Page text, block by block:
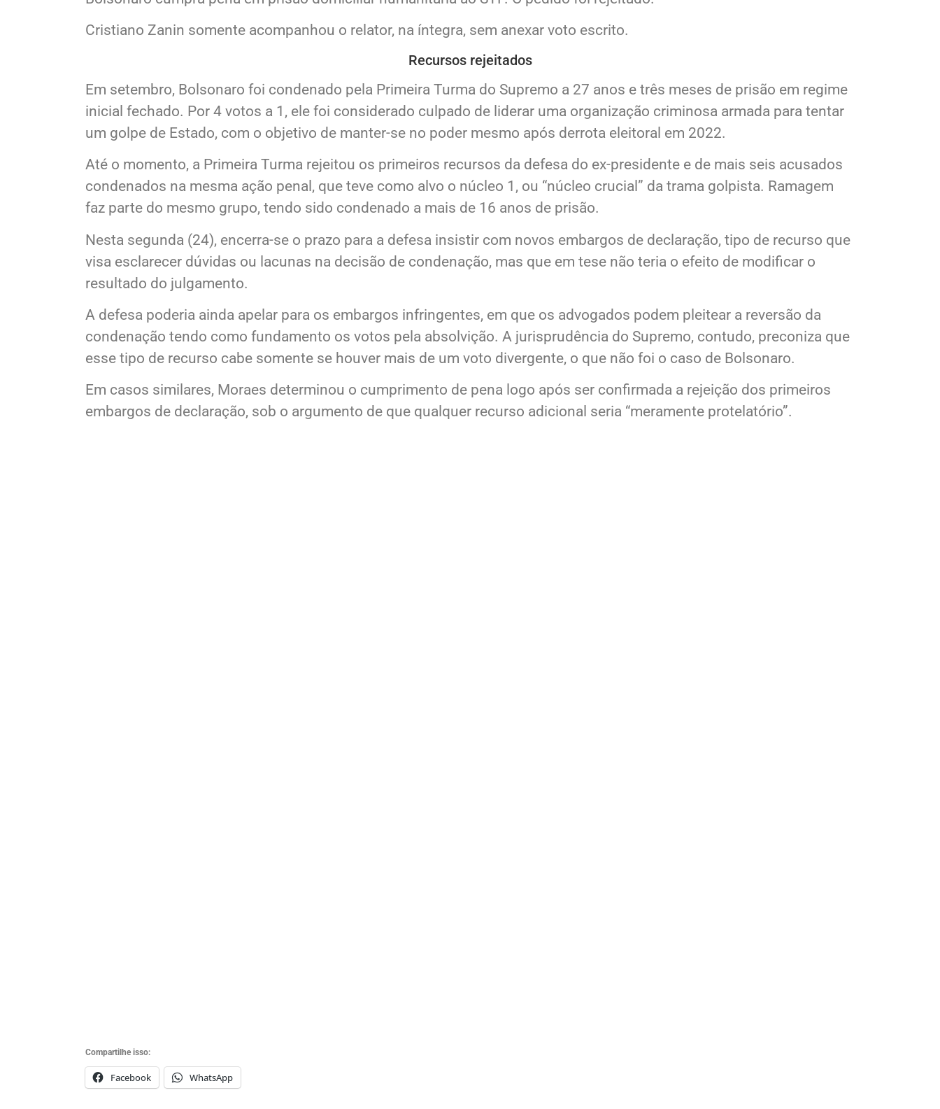
com ação sobre o sistema nervoso central. No dia anterior à prisão, a defesa do ex-presidente havia solicitado que
Bolsonaro cumpra pena em prisão domiciliar humanitária ao STF. O pedido foi rejeitado.
Cristiano Zanin somente acompanhou o relator, na íntegra, sem anexar voto escrito.
Recursos rejeitados
Em setembro, Bolsonaro foi condenado pela Primeira Turma do Supremo a 27 anos e três meses de prisão em regime
inicial fechado. Por 4 votos a 1, ele foi considerado culpado de liderar uma organização criminosa armada para tentar
um golpe de Estado, com o objetivo de manter-se no poder mesmo após derrota eleitoral em 2022.
Até o momento, a Primeira Turma rejeitou os primeiros recursos da defesa do ex-presidente e de mais seis acusados
condenados na mesma ação penal, que teve como alvo o núcleo 1, ou “núcleo crucial” da trama golpista. Ramagem
faz parte do mesmo grupo, tendo sido condenado a mais de 16 anos de prisão.
Nesta segunda (24), encerra-se o prazo para a defesa insistir com novos embargos de declaração, tipo de recurso que
visa esclarecer dúvidas ou lacunas na decisão de condenação, mas que em tese não teria o efeito de modificar o
resultado do julgamento.
A defesa poderia ainda apelar para os embargos infringentes, em que os advogados podem pleitear a reversão da
condenação tendo como fundamento os votos pela absolvição. A jurisprudência do Supremo, contudo, preconiza que
esse tipo de recurso cabe somente se houver mais de um voto divergente, o que não foi o caso de Bolsonaro.
Em casos similares, Moraes determinou o cumprimento de pena logo após ser confirmada a rejeição dos primeiros
Compartilhe isso: